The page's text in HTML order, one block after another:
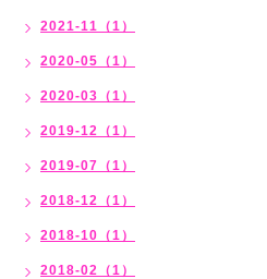
2021-11（1）
2020-05（1）
2020-03（1）
2019-12（1）
2019-07（1）
2018-12（1）
2018-10（1）
2018-02（1）